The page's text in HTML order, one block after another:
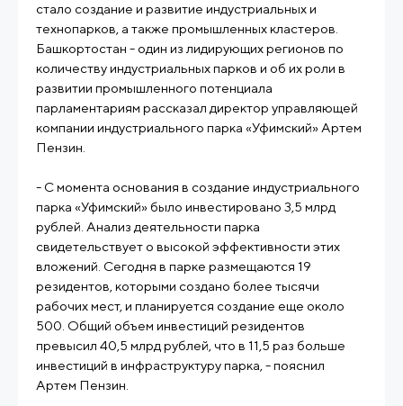
стало создание и развитие индустриальных и
технопарков, а также промышленных кластеров.
Башкортостан - один из лидирующих регионов по
количеству индустриальных парков и об их роли в
развитии промышленного потенциала
парламентариям рассказал директор управляющей
компании индустриального парка «Уфимский» Артем
Пензин.
- С момента основания в создание индустриального
парка «Уфимский» было инвестировано 3,5 млрд
рублей. Анализ деятельности парка
свидетельствует о высокой эффективности этих
вложений. Сегодня в парке размещаются 19
резидентов, которыми создано более тысячи
рабочих мест, и планируется создание еще около
500. Общий объем инвестиций резидентов
превысил 40,5 млрд рублей, что в 11,5 раз больше
инвестиций в инфраструктуру парка, - пояснил
Артем Пензин.